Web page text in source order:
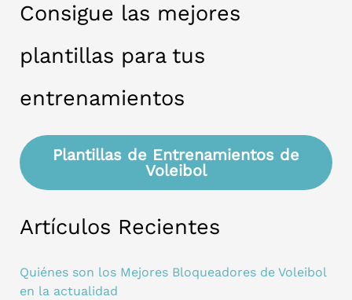
una
exitosa?
Consigue las mejores
plantillas para tus
entrenamientos
Plantillas de Entrenamientos de
Voleibol
Artículos Recientes
Quiénes son los Mejores Bloqueadores de Voleibol
en la actualidad